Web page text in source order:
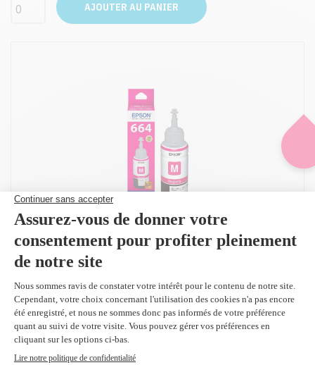
AJOUTER AU PANIER
Peut être utilisé dans :
Epson Expression ET-
2500
Epson Expression ET-